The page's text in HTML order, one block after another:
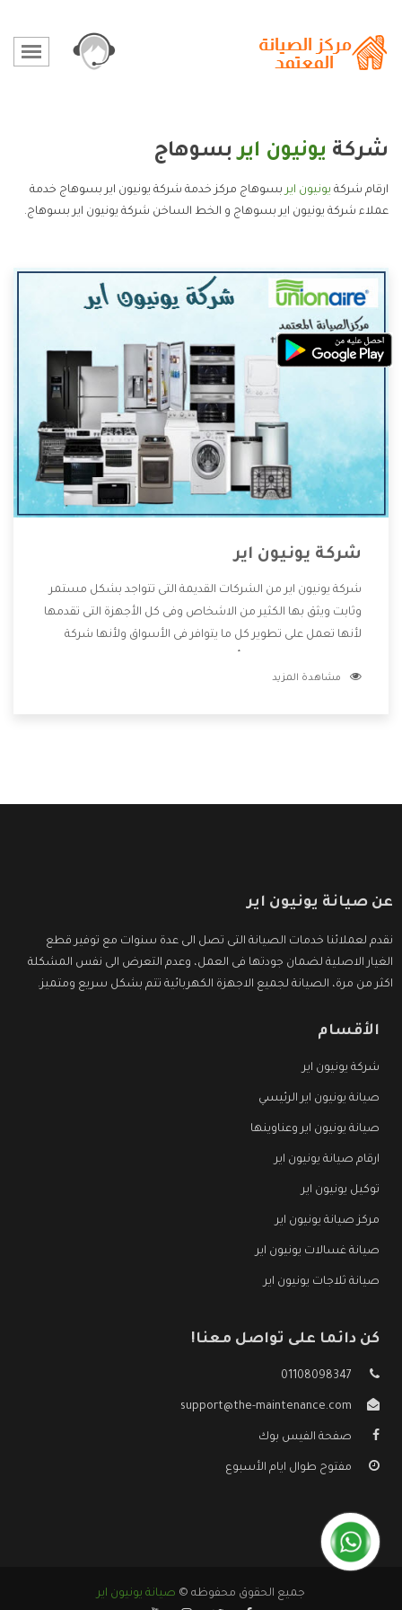
شركة يونيون ايربسوهاج
ارقام شركة يونيون ايربسوهاج مركز خدمة شركة يونيون اير بسوهاج خدمة
عملاء شركة يونيون اير بسوهاج و الخط الساخن شركة يونيون اير بسوهاج.
شركة يونيون اير
شركة يونيون اير من الشركات القديمة التى تتواجد بشكل مستمر
وثابت ويثق بها الكثير من الاشخاص وفى كل الأجهزة التى تقدمها
لأنها تعمل على تطوير كل ما يتوافر فى الأسواق ولأنها شركة
وتقدم للعملاء أقوى العروض والخصومات التى تسهل على
مشاهدة المزيد
عن صيانة يونيون اير
نقدم لعملائنا خدمات الصيانة التى تصل الى عدة سنوات مع توفير قطع
الغيار الاصلية لضمان جودتها فى العمل، وعدم التعرض الى نفس المشكلة
اكثر من مرة، الصيانة لجميع الاجهزة الكهربائية تتم بشكل سريع ومتميز.
الأقسام
شركة يونيون اير
صيانة يونيون اير الرئيسي
صيانة يونيون اير وعناوينها
ارقام صيانة يونيون اير
توكيل يونيون اير
مركز صيانة يونيون اير
صيانة غسالات يونيون اير
صيانة ثلاجات يونيون اير
كن دائما على تواصل معنا!
01108098347
support@the-maintenance.com
صفحة الفيس بوك
مفتوح طوال ايام الأسبوع
جميع الحقوق محفوظه © صيانة يونيون اير